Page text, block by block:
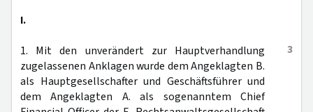
I.
3
1. Mit den unverändert zur Hauptverhandlung
zugelassenen Anklagen wurde dem Angeklagten B.
als Hauptgesellschafter und Geschäftsführer und
dem Angeklagten A. als sogenanntem Chief